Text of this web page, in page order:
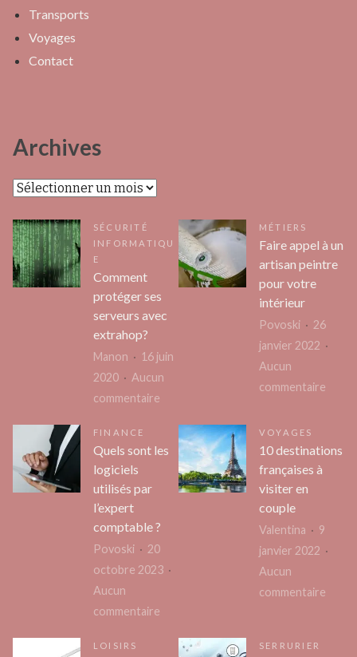
Transports
Voyages
Contact
Archives
Archives
SÉCURITÉ
INFORMATIQU
E
Comment
protéger ses
serveurs avec
extrahop?
Manon
16 juin
2020
Aucun
commentaire
protéger
ses
serveurs
extrahop?
MÉTIERS
Faire appel à un
artisan peintre
pour votre
intérieur
Povoski
26
janvier 2022
Aucun
commentaire
à
votre
FINANCE
Quels sont les
logiciels
utilisés par
l’expert
comptable ?
Povoski
20
octobre 2023
Aucun
commentaire
sont
VOYAGES
10 destinations
françaises à
visiter en
couple
Valentina
9
janvier 2022
Aucun
commentaire
LOISIRS SERRURIER